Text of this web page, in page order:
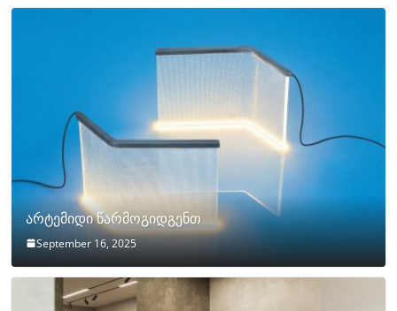
არტემიდი წარმოგიდგენთ
September 16, 2025